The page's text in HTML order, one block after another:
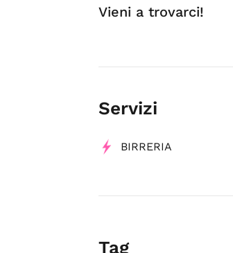
Vieni a trovarci!
Servizi
BIRRERIA
Tag